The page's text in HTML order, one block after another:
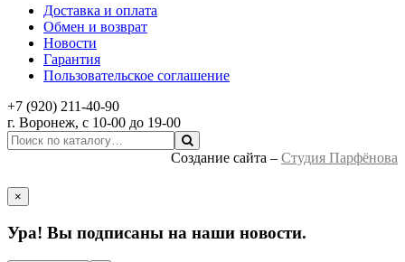
Доставка и оплата
Обмен и возврат
Новости
Гарантия
Пользовательское соглашение
+7 (920) 211-40-90
г. Воронеж, с 10-00 до 19-00
Создание сайта – Студия Парфёнова
×
Ура! Вы подписаны на наши новости.